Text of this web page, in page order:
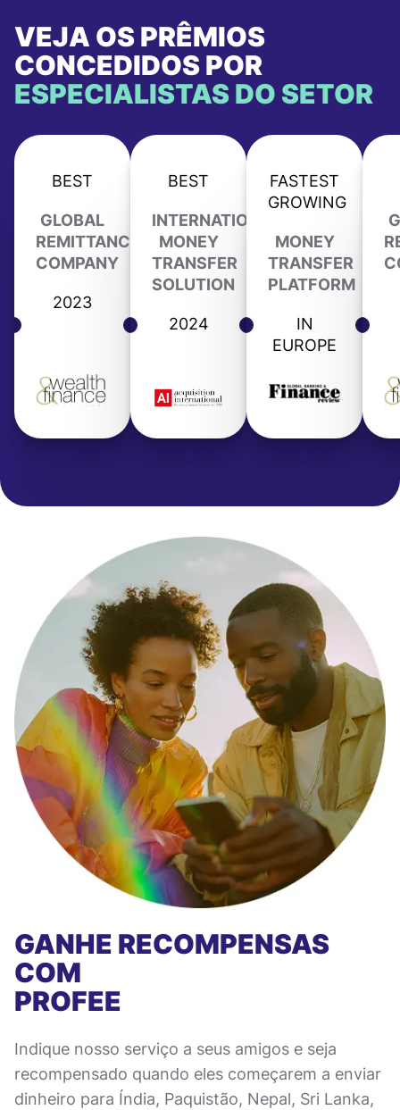
VEJA OS PRÊMIOS
CONCEDIDOS POR
ESPECIALISTAS DO SETOR
BEST
GLOBAL
REMITTANCE
COMPANY
2023
BEST
INTERNATIONAL
MONEY
TRANSFER
SOLUTION
2024
FASTEST
GROWING
MONEY
TRANSFER
PLATFORM
IN
EUROPE
GANHE RECOMPENSAS
COM
PROFEE
Indique nosso serviço a seus amigos e seja
recompensado quando eles começarem a enviar
dinheiro para Índia, Paquistão, Nepal, Sri Lanka,